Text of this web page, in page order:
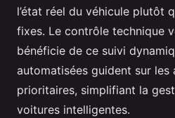
l’état réel du véhicule plutôt
fixes. Le contrôle technique
bénéficie de ce suivi
automatisées guident sur
prioritaires, simplifiant la
voitures intelligentes.